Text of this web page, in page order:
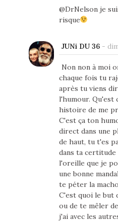
@DrNelson je
risque
JUNi DU 36-
Non non à moi
chaque fois tu
après tu viens
l'humour. Qu'est
histoire de me
C'est ça ton
direct dans une
de haut, tu t'es
dans ta
l'oreille que je
une bonne
te péter la
C'est quoi le but
ou de te mêler
j'ai avec les